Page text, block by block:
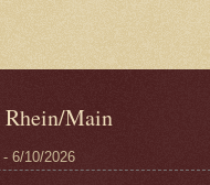
Main
- 6/10/2026